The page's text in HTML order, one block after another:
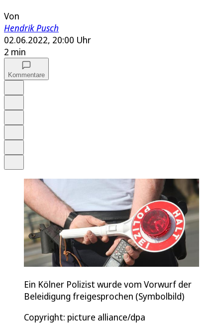
Von
Hendrik Pusch
02.06.2022, 20:00 Uhr
2 min
Kommentare
Ein Kölner Polizist wurde vom Vorwurf der
Beleidigung freigesprochen (Symbolbild)
Copyright: picture alliance/dpa